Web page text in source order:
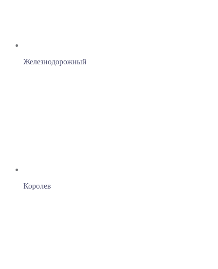
Железнодорожный
Королев